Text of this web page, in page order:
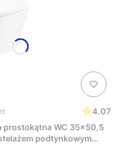
4.07
prostokątna WC 35x50,5
podtynkowym